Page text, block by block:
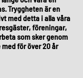
Tryggheten är en
med detta i alla våra
föreningar,
som sker genom
för över 20 år